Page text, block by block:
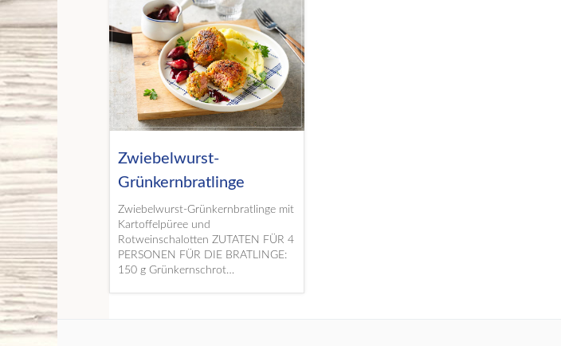
Zwiebelwurst-
Grünkernbratlinge
Zwiebelwurst-Grünkernbratlinge mit
Kartoffelpüree und
Rotweinschalotten ZUTATEN FÜR 4
PERSONEN FÜR DIE BRATLINGE:
150 g Grünkernschrot…